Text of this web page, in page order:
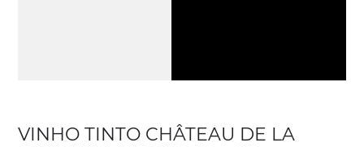
VINHO TINTO CHÂTEAU DE LA